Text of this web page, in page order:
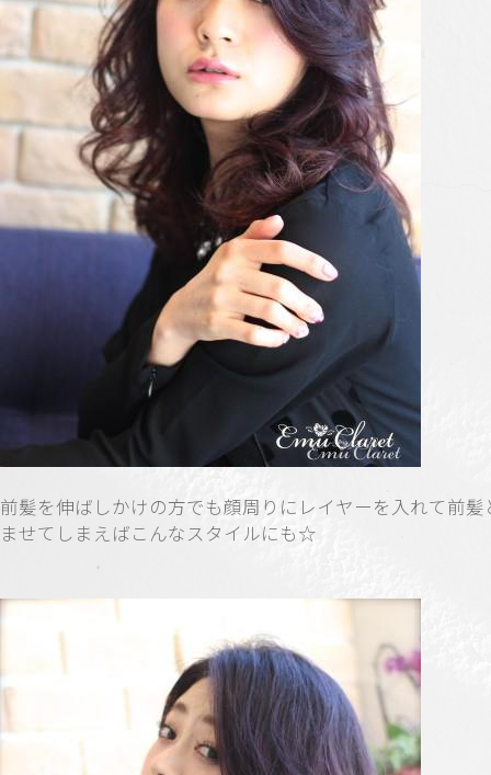
前髪を伸ばしかけの方でも顔周りにレイヤーを入れて前髪
ませてしまえばこんなスタイルにも☆